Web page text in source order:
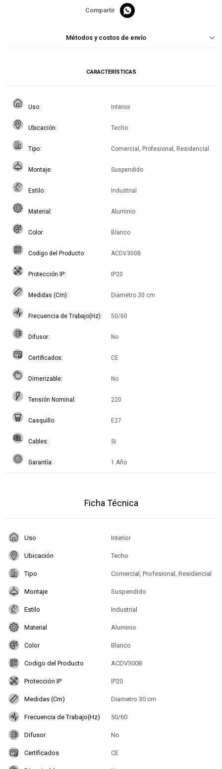

Métodos y costos de envío
CARACTERÍSTICAS
Uso Interior
Ubicación Techo
Tipo Comercial, Profesional, Residencial
Montaje Suspendido
Estilo Industrial
Material Aluminio
Color Blanco
Codigo del Producto ACDV300B
Protección IP IP20
Medidas (Cm) Diametro 30 cm
Frecuencia de Trabajo(Hz) 50/60
Difusor No
Certificados CE
Dimerizable No
Tensión Nominal 220
Casquillo E27
Cables Si
Garantía 1 Año
Ficha Técnica
Uso Interior
Ubicación Techo
Tipo Comercial, Profesional, Residencial
Montaje Suspendido
Estilo Industrial
Material Aluminio
Color Blanco
Codigo del Producto ACDV300B
Protección IP IP20
Medidas (Cm) Diametro 30 cm
Frecuencia de Trabajo(Hz) 50/60
Difusor No
Certificados CE